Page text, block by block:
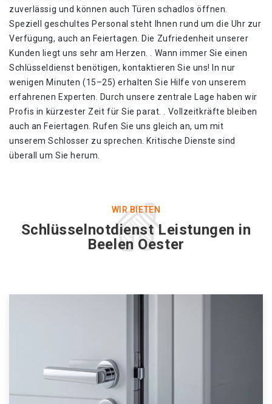
zuverlässig und können auch Türen schadlos öffnen.
Speziell geschultes Personal steht Ihnen rund um die Uhr zur
Verfügung, auch an Feiertagen. Die Zufriedenheit unserer
Kunden liegt uns sehr am Herzen. . Wann immer Sie einen
Schlüsseldienst benötigen, kontaktieren Sie uns! In nur
wenigen Minuten (15–25) erhalten Sie Hilfe von unserem
erfahrenen Experten. Durch unsere zentrale Lage haben wir
Profis in kürzester Zeit für Sie parat. . Vollzeitkräfte bleiben
auch an Feiertagen. Rufen Sie uns gleich an, um mit
unserem Schlosser zu sprechen. Kritische Dienste sind
überall um Sie herum.
WIR BIETEN
Schlüsselnotdienst Leistungen in
Beelen Oester